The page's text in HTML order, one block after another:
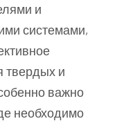
и
системами,
твердых и
важно
необходимо